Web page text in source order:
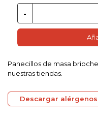
Panecillos de masa
nuestras tiendas.
Descargar alérgenos